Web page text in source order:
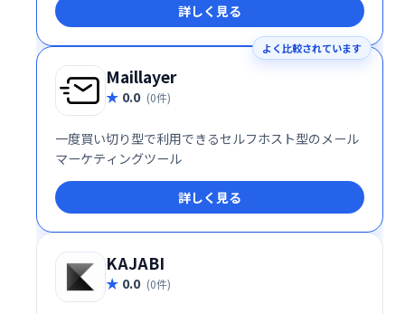
詳しく見る
よく比較されています
Maillayer
0.0 (0件)
一度買い切り型で利用できるセルフホスト型のメール
マーケティングツール
詳しく見る
KAJABI
0.0 (0件)